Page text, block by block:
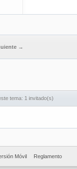
→
tema: 1 invitado(s)
Móvil Reglamento